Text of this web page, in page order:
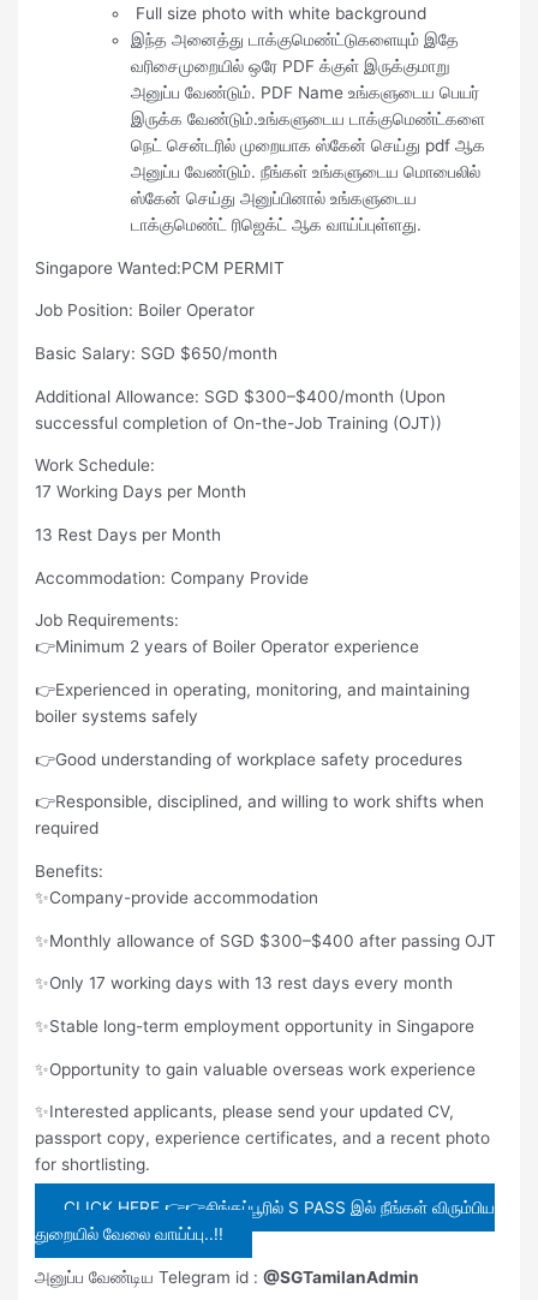
Full size photo with white background
இந்த அனைத்து டாக்குமெண்ட்டுகளையும் இதே
வரிசைமுறையில் ஒரே PDF க்குள் இருக்குமாறு
அனுப்ப வேண்டும். PDF Name உங்களுடைய பெயர்
இருக்க வேண்டும்.உங்களுடைய டாக்குமெண்ட்களை
நெட் சென்டரில் முறையாக ஸ்கேன் செய்து pdf ஆக
அனுப்ப வேண்டும். நீங்கள் உங்களுடைய மொபைலில்
ஸ்கேன் செய்து அனுப்பினால் உங்களுடைய
டாக்குமெண்ட் ரிஜெக்ட் ஆக வாய்ப்புள்ளது.
Singapore Wanted:PCM PERMIT
Job Position: Boiler Operator
Basic Salary: SGD $650/month
Additional Allowance: SGD $300–$400/month (Upon
successful completion of On-the-Job Training (OJT))
Work Schedule:
17 Working Days per Month
13 Rest Days per Month
Accommodation: Company Provide
Job Requirements:
👉Minimum 2 years of Boiler Operator experience
👉Experienced in operating, monitoring, and maintaining
boiler systems safely
👉Good understanding of workplace safety procedures
👉Responsible, disciplined, and willing to work shifts when
required
Benefits:
✨Company-provide accommodation
✨Monthly allowance of SGD $300–$400 after passing OJT
✨Only 17 working days with 13 rest days every month
✨Stable long-term employment opportunity in Singapore
✨Opportunity to gain valuable overseas work experience
✨Interested applicants, please send your updated CV,
passport copy, experience certificates, and a recent photo
for shortlisting.
CLICK HERE 👉👉சிங்கப்பூரில் S PASS இல் நீங்கள் விரும்பிய
துறையில் வேலை வாய்ப்பு..!!
அனுப்ப வேண்டிய Telegram id :@SGTamilanAdmin